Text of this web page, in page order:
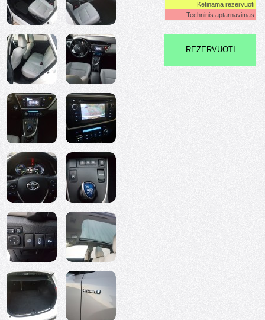
Ketinama rezervuoti
Techninis aptarnavimas
REZERVUOTI